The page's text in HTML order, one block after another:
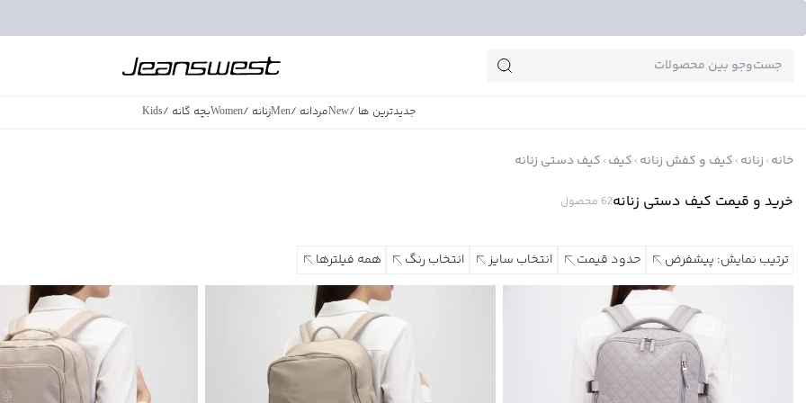
جدیدترین ها /
Newمردانه /
Menزنانه /
Womenبچه گانه /
Kids
خانه زنانه کیف و کفش زنانه کیف کیف دستی زنانه
خرید و قیمت کیف دستی زنانه62 محصول
ترتیب نمایش: پیشفرض حدود قیمت انتخاب سایز انتخاب رنگ همه فیلترها